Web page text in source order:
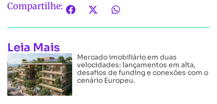
Compartilhe:
Leia Mais
Mercado imobiliário em duas
velocidades: lançamentos em alta,
desafios de funding e conexões com o
cenário Europeu.